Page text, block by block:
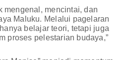
mengenal, mencintai, dan
Maluku. Melalui pagelaran
belajar teori, tetapi juga
proses pelestarian budaya,”